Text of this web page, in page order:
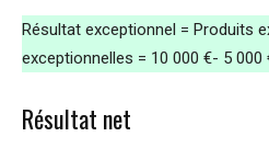
Résultat exceptionnel = Produits
exceptionnelles = 10 000 €- 5 000
Résultat net